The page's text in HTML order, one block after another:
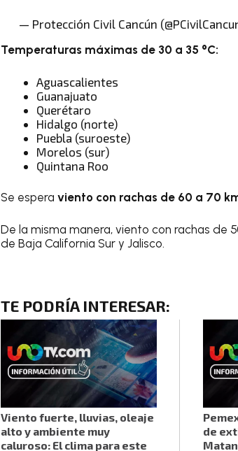
— Protección Civil Cancún
Temperaturas máximas de 30 a 35 °C:
Aguascalientes
Guanajuato
Querétaro
Hidalgo (norte)
Puebla (suroeste)
Morelos (sur)
Quintana Roo
Se espera viento con rachas de 60 a 70
De la misma manera, viento con rachas de
de Baja California Sur y Jalisco.
TE PODRÍA INTERESAR:
Viento fuerte, lluvias, oleaje
alto y ambiente muy
caluroso: El clima para este
de